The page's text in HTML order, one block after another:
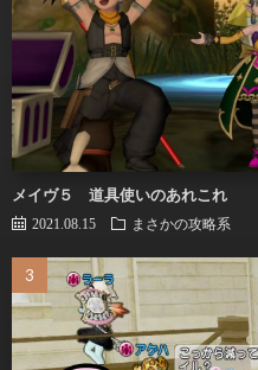
メイヴ５ 道具使いのあれこれ
2021.08.15 まさかの攻略系